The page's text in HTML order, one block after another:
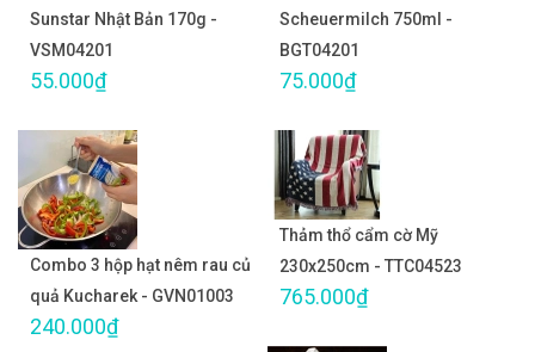
Sunstar Nhật Bản 170g -
VSM04201
55.000₫
Scheuermilch 750ml -
BGT04201
75.000₫
Combo 3 hộp hạt nêm rau củ
quả Kucharek - GVN01003
240.000₫
Thảm thổ cẩm cờ Mỹ
230x250cm - TTC04523
765.000₫